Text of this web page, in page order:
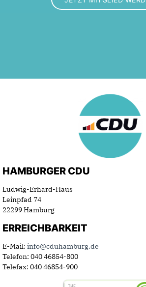
HAMBURGER CDU
Ludwig-Erhard-Haus
Leinpfad 74
22299 Hamburg
ERREICHBARKEIT
E-Mail: info@cduhamburg.de
Telefon: 040 46854-800
Telefax: 040 46854-900